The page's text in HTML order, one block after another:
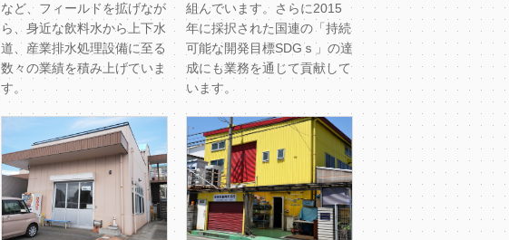
など、フィールドを拡げなが
ら、身近な飲料水から上下水
道、産業排水処理設備に至る
数々の業績を積み上げていま
す。
組んでいます。さらに2015
年に採択された国連の「持続
可能な開発目標SDGｓ」の達
成にも業務を通じて貢献して
います。